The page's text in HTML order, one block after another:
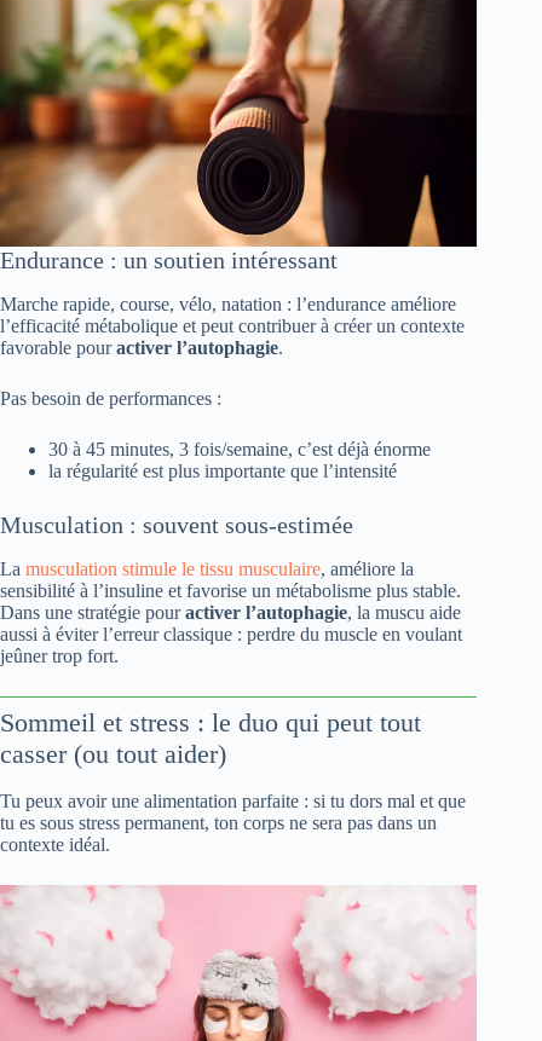
Endurance : un soutien intéressant
Marche rapide, course, vélo, natation : l’endurance améliore
l’efficacité métabolique et peut contribuer à créer un contexte
favorable pouractiver l’autophagie.
Pas besoin de performances :
30 à 45 minutes, 3 fois/semaine, c’est déjà énorme
la régularité est plus importante que l’intensité
Musculation : souvent sous-estimée
La musculation stimule le tissu musculaire, améliore la
sensibilité à l’insuline et favorise un métabolisme plus stable.
Dans une stratégie pouractiver l’autophagie, la muscu aide
aussi à éviter l’erreur classique : perdre du muscle en voulant
jeûner trop fort.
Sommeil et stress : le duo qui peut tout
casser (ou tout aider)
Tu peux avoir une alimentation parfaite : si tu dors mal et que
tu es sous stress permanent, ton corps ne sera pas dans un
contexte idéal.